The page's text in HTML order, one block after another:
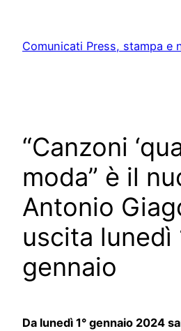
content
Comunicati Press, stampa e
“Canzoni
moda” è il
Antonio
uscita lunedì
gennaio
Da lunedì 1° gennaio 2024